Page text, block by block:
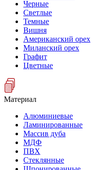
Черные
Светлые
Темные
Вишня
Американский орех
Миланский орех
Графит
Цветные
Материал
Алюминиевые
Ламинированные
Массив дуба
МДФ
ПВХ
Стеклянные